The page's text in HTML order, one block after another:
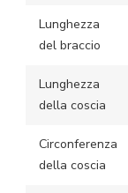
Lunghezza
del braccio
Lunghezza
della coscia
Circonferenza
della coscia